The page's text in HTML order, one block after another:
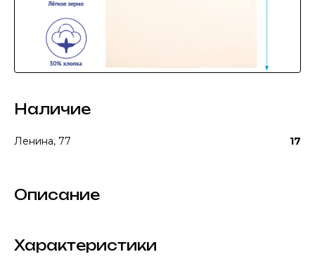
Наличие
Ленина, 77 17
Описание
Характеристики